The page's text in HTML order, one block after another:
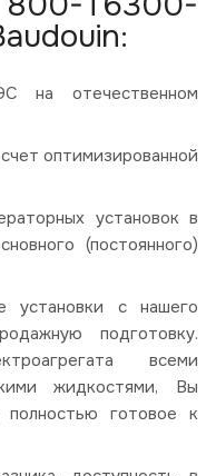
на отечественном
оптимизированной
установок в
(постоянного)
установки с нашего
подготовку.
всеми
жидкостями, Вы
полностью готовое к